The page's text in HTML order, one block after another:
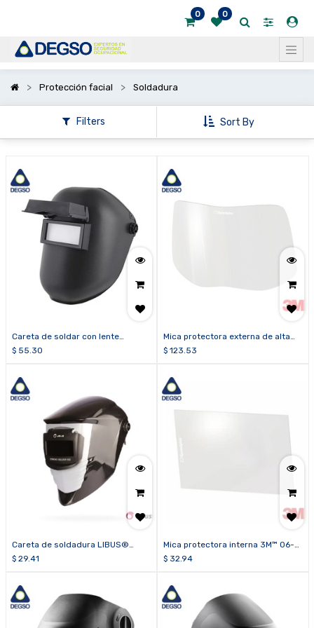
0 0
Protección facial Soldadura
Filters Sort By
Careta de soldar con lente
movible
$ 55.30
Mica protectora externa de alta
temperatura 3M™ 06-0200-53
(paquete de 10 unidades)
$ 123.53
Careta de soldadura LIBUS®
STRONG WELDER 500
$ 29.41
Mica protectora interna 3M™ 06-
0200-30 para lente 3M™
(paquete de 5 unidades)
$ 32.94